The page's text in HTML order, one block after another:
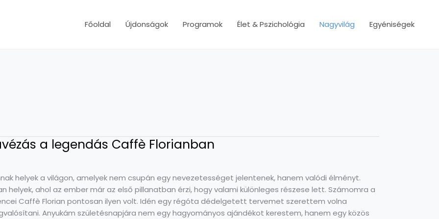
Főoldal Újdonságok Programok Élet & Pszichológia Nagyvilág Egyéniségek
a legendás Caffè Florianban
helyek a világon, amelyek nem csupán egy nevezetességet jelentenek, hanem valódi élményt.
helyek, ahol az ember már az első pillanatban érzi, hogy valami különleges részese lett. Számomra a
Caffè Florian pontosan ilyen volt. Idén egy régóta dédelgetett tervemet szerettem volna
Anyukám születésnapjára nem egy hagyományos ajándékot kerestem, hanem egy közös